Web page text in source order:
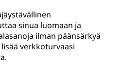
sinua luomaan ja
ilman päänsärkyä
verkkoturvaasi